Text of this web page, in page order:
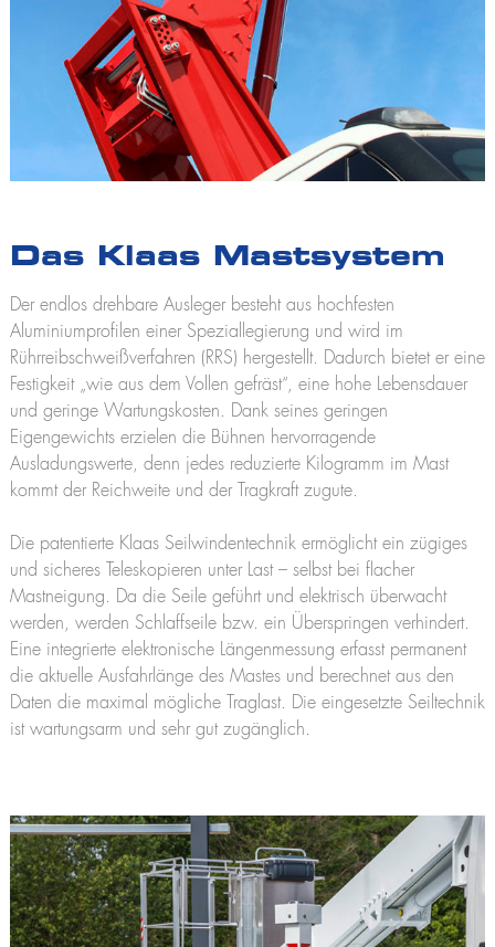
Das Klaas Mastsystem
Der endlos drehbare Ausleger besteht aus hochfesten
Aluminiumprofilen einer Speziallegierung und wird im
Rührreibschweißverfahren (RRS) hergestellt. Dadurch bietet er eine
Festigkeit „wie aus dem Vollen gefräst“, eine hohe Lebensdauer
und geringe Wartungskosten. Dank seines geringen
Eigengewichts erzielen die Bühnen hervorragende
Ausladungswerte, denn jedes reduzierte Kilogramm im Mast
kommt der Reichweite und der Tragkraft zugute.
Die patentierte Klaas Seilwindentechnik ermöglicht ein zügiges
und sicheres Teleskopieren unter Last – selbst bei flacher
Mastneigung. Da die Seile geführt und elektrisch überwacht
werden, werden Schlaffseile bzw. ein Überspringen verhindert.
Eine integrierte elektronische Längenmessung erfasst permanent
die aktuelle Ausfahrlänge des Mastes und berechnet aus den
Daten die maximal mögliche Traglast. Die eingesetzte Seiltechnik
ist wartungsarm und sehr gut zugänglich.